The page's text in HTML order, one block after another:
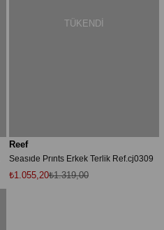
TÜKENDI
Reef
Seasıde Prınts Erkek Terlik Ref.cj0309
₺1.055,20₺1.319,00